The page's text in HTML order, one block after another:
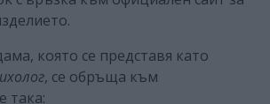
която се представя като
, се обръща към
така: